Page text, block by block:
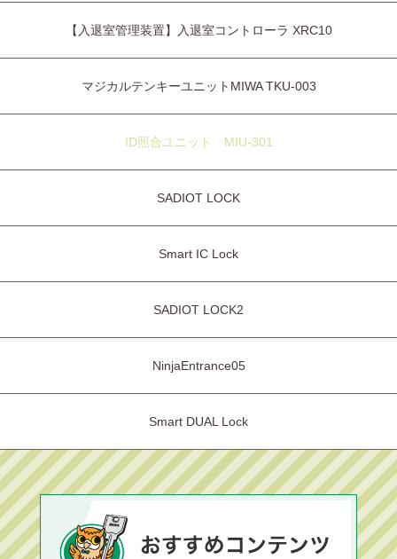
【入退室管理装置】入退室コントローラ XRC10
マジカルテンキーユニットMIWA TKU-003
ID照合ユニット MIU-301
SADIOT LOCK
Smart IC Lock
SADIOT LOCK2
NinjaEntrance05
Smart DUAL Lock